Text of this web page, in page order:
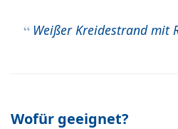
Weißer Kreidestrand mit
Wofür geeignet?